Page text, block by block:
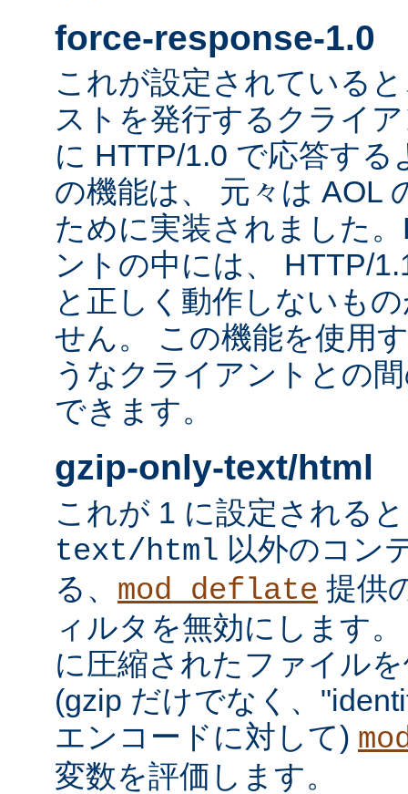
force-response-1.0
これが設定されている
ストを発行するクライ
に HTTP/1.0 で応答す
の機能は、 元々は AOL
ために実装されました
ントの中には、 HTTP/
と正しく動作しないも
せん。 この機能を使用
うなクライアントとの
できます。
gzip-only-text/html
これが 1 に設定される
text/html 以外のコン
る、 mod_deflate 提供
ィルタを無効にします
に圧縮されたファイル
(gzip だけでなく、
エンコードに対して)
変数を評価します。